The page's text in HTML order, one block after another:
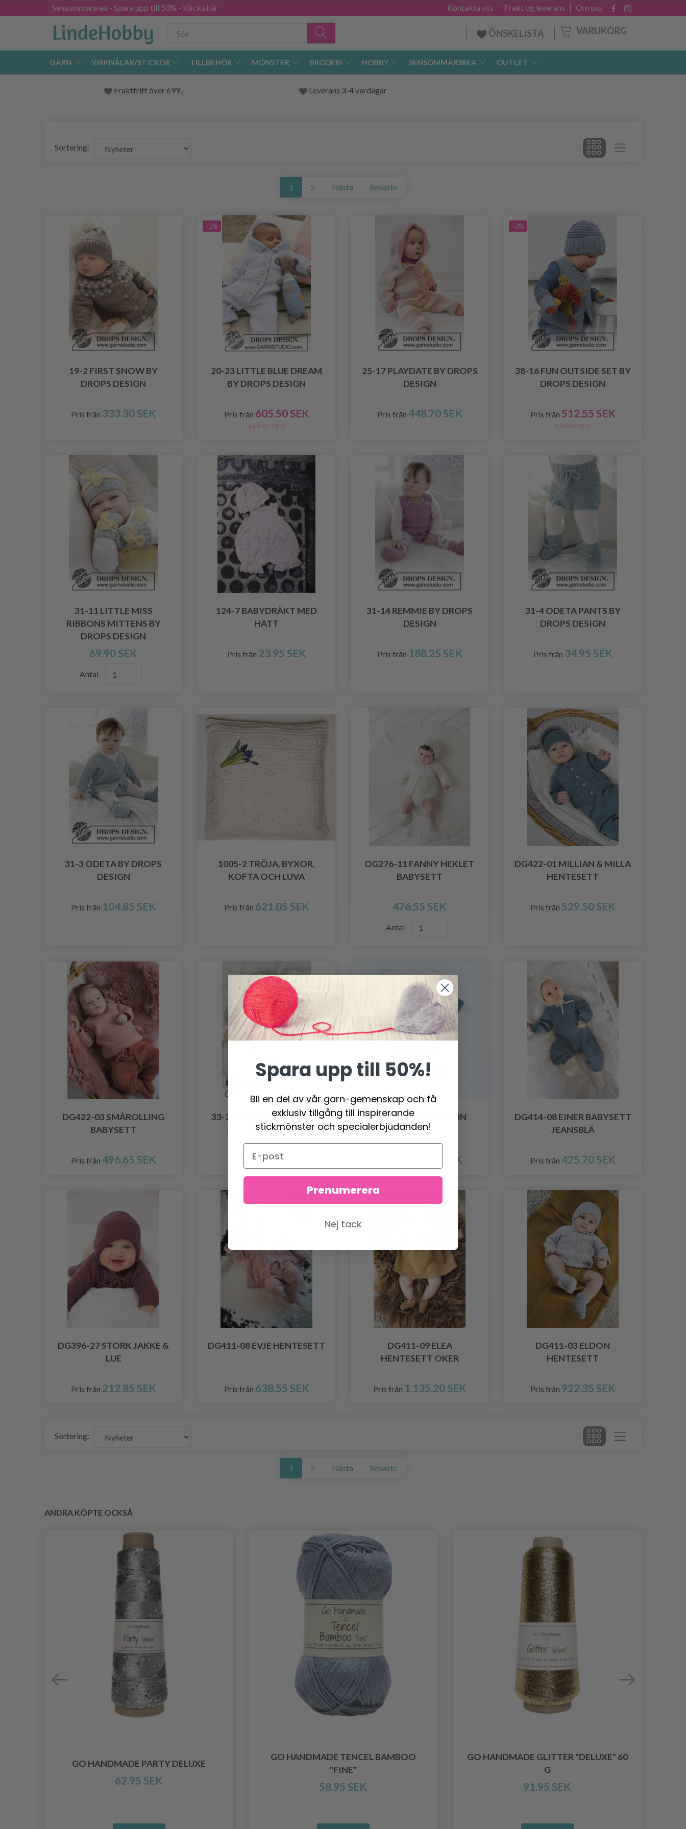
Sensommarsrea - Spara upp till 50% - Klicka här Om oss
Frakt og leverans
Kontakta oss
VARUKORG
ÖNSKELISTA
GARN VIRKNÅLAR/STICKOR TILLBEHÖR MÖNSTER BRODERI HOBBY SENSOMMARSREA OUTLET
Fraktfritt över 699,- Leverans 3-4 vardagar
Sortering:
1 2 Nästa Senaste
19-2 FIRST SNOW BY
DROPS DESIGN
Pris från 333.30 SEK
-2%
20-23 LITTLE BLUE DREAM
BY DROPS DESIGN
Pris från 605.50 SEK
618.50 SEK
25-17 PLAYDATE BY DROPS
DESIGN
Pris från 448.70 SEK
-3%
38-16 FUN OUTSIDE SET BY
DROPS DESIGN
Pris från 512.55 SEK
528.55 SEK
31-11 LITTLE MISS
RIBBONS MITTENS BY
DROPS DESIGN
69.90 SEK
Antal
124-7 BABYDRÄKT MED
HATT
Pris från 23.95 SEK
31-14 REMMIE BY DROPS
DESIGN
Pris från 188.25 SEK
31-4 ODETA PANTS BY
DROPS DESIGN
Pris från 34.95 SEK
31-3 ODETA BY DROPS
DESIGN
Pris från 104.85 SEK
1005-2 TRÖJA, BYXOR,
KOFTA OCH LUVA
Pris från 621.05 SEK
DG276-11 FANNY HEKLET
BABYSETT
476.55 SEK
Antal
DG422-01 MILLIAN & MILLA
HENTESETT
Pris från 529.50 SEK
DG422-03 SMÅROLLING
BABYSETT
Pris från 496.65 SEK
33-20 BABY BUSINESS SET
BY DROPS DESIGN
72.85 SEK
DG378-10 LILLEMANN
BABYSETT
492.60 SEK
DG414-08 EINER BABYSETT
JEANSBLÅ
Pris från 425.70 SEK
DG396-27 STORK JAKKE &
LUE
Pris från 212.85 SEK
DG411-08 EVJE HENTESETT
Pris från 638.55 SEK
DG411-09 ELEA
HENTESETT OKER
Pris från 1,135.20 SEK
DG411-03 ELDON
HENTESETT
Pris från 922.35 SEK
Sortering:
1 2 Nästa Senaste
ANDRA KÖPTE OCKSÅ
GO HANDMADE PARTY DELUXE
62.95 SEK
GO HANDMADE TENCEL BAMBOO
"FINE"
58.95 SEK
GO HANDMADE GLITTER "DELUXE" 60
G
91.95 SEK
Spara upp till 50%!
Bli en del av vår garn-gemenskap och få
exklusiv tillgång till inspirerande
stickmönster och specialerbjudanden!
Prenumerera
Nej tack